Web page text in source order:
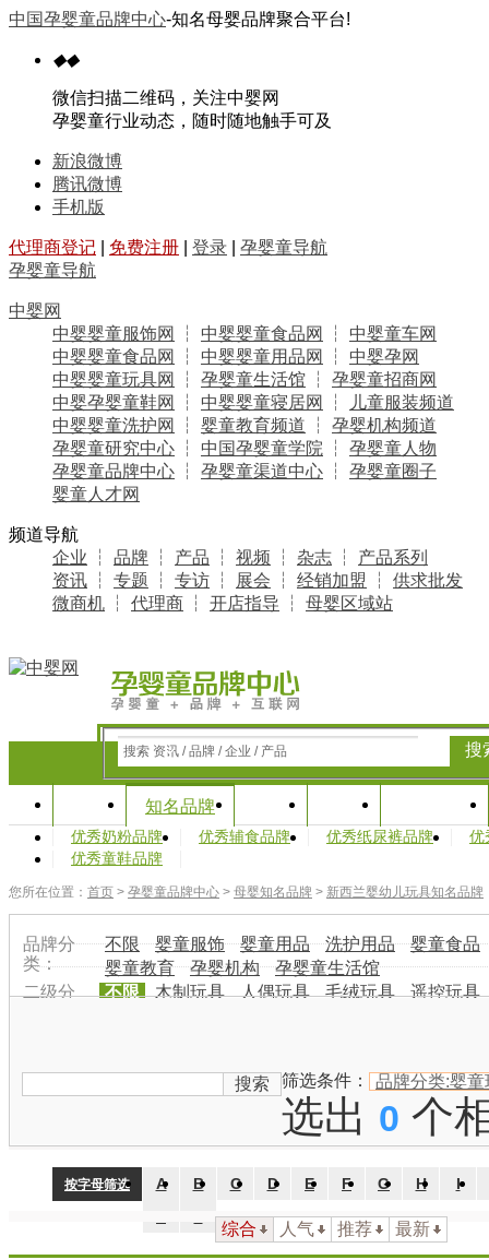
中国孕婴童品牌中心-知名母婴品牌聚合平台!
◆◆
微信扫描二维码，关注中婴网
孕婴童行业动态，随时随地触手可及
新浪微博
腾讯微博
手机版
代理商登记 免费注册 登录
孕婴童导航
孕婴童导航
中婴网
中婴婴童服饰网
┆ 中婴婴童食品网 ┆ 中婴童车网
中婴婴童食品网
┆ 中婴婴童用品网 ┆ 中婴孕网
中婴婴童玩具网
┆ 孕婴童生活馆 ┆ 孕婴童招商网
中婴孕婴童鞋网
┆ 中婴婴童寝居网 ┆
儿童服装频道
中婴婴童洗护网
┆ 婴童教育频道 ┆ 孕婴机构频道
孕婴童研究中心 ┆ 中国孕婴童学院 ┆ 孕婴童人物
孕婴童品牌中心 ┆ 孕婴童渠道中心 ┆ 孕婴童圈子
婴童人才网
频道导航
企业 ┆ 品牌 ┆ 产品 ┆ 视频 ┆ 杂志 ┆ 产品系列
资讯 ┆ 专题 ┆ 专访 ┆ 展会 ┆ 经销加盟 ┆ 供求批发
微商机 ┆ 代理商 ┆ 开店指导 ┆ 母婴区域站
搜索 资讯 / 品牌 / 企业 / 产品 搜
知名品牌
优秀奶粉品牌 优秀辅食品牌 优秀纸尿裤品牌
优
优秀童鞋品牌
您所在位置： 首页 > 孕婴童品牌中心 > 母婴知名品牌 > 新西兰婴幼儿玩具知名品牌
品牌分
类：
不限 婴童服饰 婴童用品 洗护用品
婴童食品
婴童教育
孕婴机构
孕婴童生活馆
二级分
不限 木制玩具 人偶玩具 毛绒玩具
遥控玩具
搜索
筛选条件： 品牌分类:婴童
选出 0 个
按字母筛选 A B C D E F G H
I
综合 人气 推荐 最新